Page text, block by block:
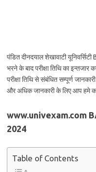
पंडित दीनदयाल शेखावाटी यूनिवर्सिटी
भरने के बाद परीक्षा तिथि का
परीक्षा तिथि से संबंधित सम्पूर्ण
और अधिक जानकारी के लिए आप हमे
www.univexam.com
2024
Table of Contents